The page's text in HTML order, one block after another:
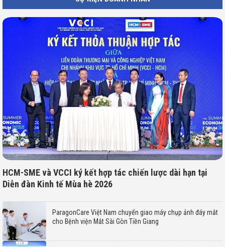
HCM-SME và VCCI ký kết hợp tác chiến lược dài hạn tại
Diễn đàn Kinh tế Mùa hè 2026
ParagonCare Việt Nam chuyển giao máy chụp ảnh đáy mắt
cho Bệnh viện Mắt Sài Gòn Tiền Giang